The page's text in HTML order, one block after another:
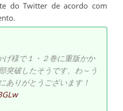
do Twitter de acordo com
様で１・２巻に重版かか
突破したそうです、わ～う
ありがとうございます！